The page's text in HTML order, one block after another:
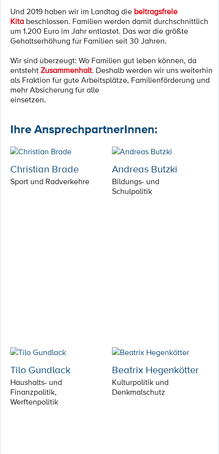
Und 2019 haben wir im Landtag die beitragsfreie
Kita beschlossen. Familien werden damit durchschnittlich
um 1.200 Euro im Jahr entlastet. Das war die größte
Gehaltserhöhung für Familien seit 30 Jahren.
Wir sind überzeugt: Wo Familien gut leben können, da
entstehtZusammenhalt. Deshalb werden wir uns weiterhin
als Fraktion für gute Arbeitsplätze, Familienförderung und
mehr Absicherung für alle
einsetzen.
Ihre AnsprechpartnerInnen:
Christian Brade
Sport und Radverkehre
Andreas Butzki
Bildungs- und
Schulpolitik
Tilo Gundlack
Haushalts- und
Finanzpolitik,
Werftenpolitik
Beatrix Hegenkötter
Kulturpolitik und
Denkmalschutz